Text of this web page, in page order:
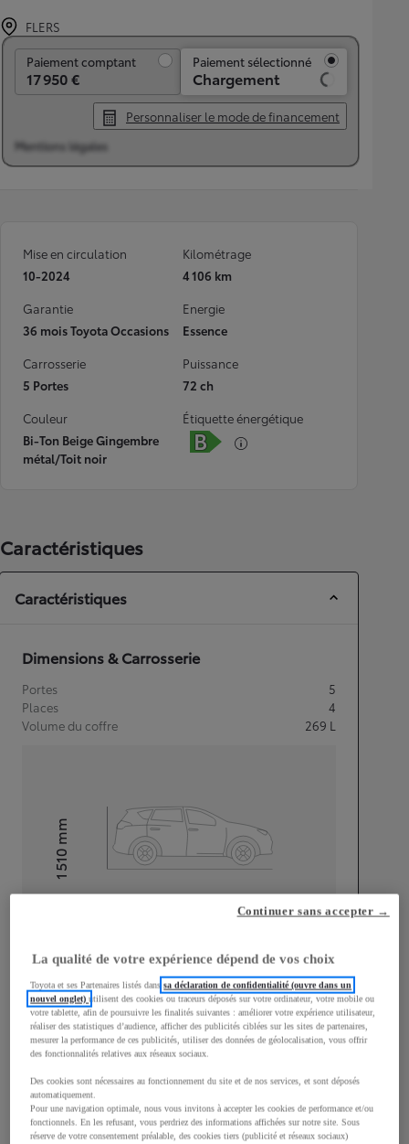
FLERS
Paiement comptant
17 950 €
Paiement sélectionné
Chargement
Personnaliser le mode de financement
Mentions légales
Mise en circulation
10-2024
Kilométrage
4 106 km
Garantie
36 mois Toyota Occasions
Energie
Essence
Carrosserie
5 Portes
Puissance
72 ch
Couleur
Bi-Ton Beige Gingembre
métal/Toit noir
Étiquette énergétique
Caractéristiques
Caractéristiques
Dimensions & Carrosserie
Portes
5
Places
4
Volume du coffre
269 L
Hauteur1 510
mm
Largeur
1 740mm
Consommation mixte
La qualité de votre expérience dépend de vos choix
Toyota et ses Partenaires listés danssa déclaration de confidentialité (ouvre dans un
nouvel onglet)utilisent des cookies ou traceurs déposés sur votre ordinateur, votre mobile ou
votre tablette, afin de poursuivre les finalités suivantes : améliorer votre expérience utilisateur,
réaliser des statistiques d’audience, afficher des publicités ciblées sur les sites de partenaires,
mesurer la performance de ces publicités, utiliser des données de géolocalisation, vous offrir
des fonctionnalités relatives aux réseaux sociaux.
Des cookies sont nécessaires au fonctionnement du site et de nos services, et sont déposés
automatiquement.
Pour une navigation optimale, nous vous invitons à accepter les cookies de performance et/ou
fonctionnels. En les refusant, vous perdriez des informations affichées sur notre site. Sous
réserve de votre consentement préalable, des cookies tiers (publicité et réseaux sociaux)
Continuer sans accepter →